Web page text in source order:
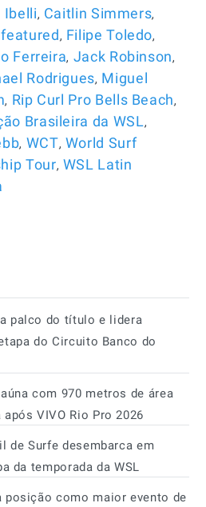
Ibelli, Caitlin Simmers,
featured, Filipe Toledo,
Ferreira, Jack Robinson,
Rodrigues, Miguel
, Rip Curl Pro Bells Beach,
Brasileira da WSL,
, WCT, World Surf
Tour, WSL Latin
palco do título e lidera
do Circuito Banco do
com 970 metros de área
VIVO Rio Pro 2026
de Surfe desembarca em
da temporada da WSL
posição como maior evento de